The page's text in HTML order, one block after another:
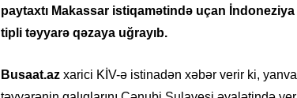
paytaxtı Makassar istiqamətində uçan
tipli təyyarə qəzaya uğrayıb.
Busaat.az xarici KİV-ə istinadən xəbər verir ki,